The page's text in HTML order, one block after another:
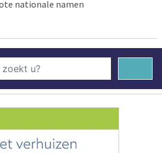
nationale namen